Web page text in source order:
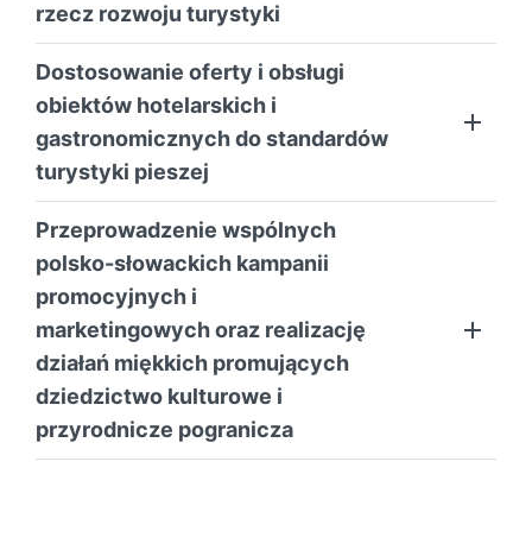
rzecz rozwoju turystyki
Dostosowanie oferty i obsługi
obiektów hotelarskich i
gastronomicznych do standardów
turystyki pieszej
Przeprowadzenie wspólnych
polsko-słowackich kampanii
promocyjnych i
marketingowych oraz realizację
działań miękkich promujących
dziedzictwo kulturowe i
przyrodnicze pogranicza